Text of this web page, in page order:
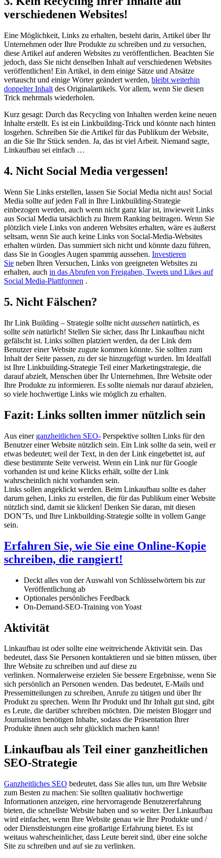
verschiedenen Websites!
Eine Möglichkeit, Links zu erhalten, besteht darin, Artikel über Ihr
Unternehmen oder Ihre Produkte zu schreiben und zu versuchen,
diese Artikel auf anderen Websites zu veröffentlichen. Beachten Sie
jedoch, dass Sie nicht denselben Inhalt auf verschiedenen Websites
veröffentlichen! Ein Artikel, in dem einige Sätze und Absätze
vertauscht und einige Wörter geändert werden, bleibt weiterhin
doppelter Inhalt des Originalartikels. Vor allem, wenn Sie diesen
Trick mehrmals wiederholen.
Kurz gesagt: Durch das Recycling von Inhalten werden keine neuen
Inhalte erstellt. Es ist ein Linkbuilding-Trick und könnte nach hinten
losgehen. Schreiben Sie die Artikel für das Publikum der Website,
an die Sie Ihr Stück senden. Ja, das ist viel Arbeit. Niemand sagte,
Linkaufbau sei einfach …
4. Nicht Social Media vergessen!
Wenn Sie Links erstellen, lassen Sie Social Media nicht aus! Social
Media sollte auf jeden Fall in Ihre Linkbuilding-Strategie
einbezogen werden, auch wenn nicht ganz klar ist, inwieweit Links
aus Social Media tatsächlich zu Ihrem Ranking beitragen. Wenn Sie
plötzlich viele Links von anderen Websites erhalten, wäre es äußerst
seltsam, wenn Sie auch keine Links von Social-Media-Websites
erhalten würden. Das summiert sich nicht und könnte dazu führen,
dass Sie in Googles Augen spammig aussehen. Investieren
Sie neben Ihren Versuchen, Links von geeigneten Websites zu
erhalten, auch in das Abrufen von Freigaben, Tweets und Likes auf
Social Media-Plattformen .
5. Nicht Fälschen?
Ihr Link Building – Strategie sollte nicht aussehen natürlich, es
sollte sein natürlich! Stellen Sie sicher, dass Ihr Linkaufbau nicht
gefälscht ist. Links sollten platziert werden, da der Link dem
Benutzer einer Website zugute kommen könnte. Sie sollten zum
Inhalt der Seite passen, zu der sie hinzugefügt wurden. Im Idealfall
ist Ihre Linkbuilding-Strategie Teil einer Marketingstrategie, die
darauf abzielt, Menschen über Ihr Unternehmen, Ihre Website oder
Ihre Produkte zu informieren. Es sollte niemals nur darauf abzielen,
so viele hochwertige Links wie möglich zu erhalten.
Fazit: Links sollten immer nützlich sein
Aus einer ganzheitlichen SEO- Perspektive sollten Links für den
Benutzer einer Website nützlich sein. Ein Link sollte da sein, weil er
etwas bedeutet; weil der Text, in den der Link eingebettet ist, auf
diese bestimmte Seite verweist. Wenn ein Link nur für Google
vorhanden ist und keine Klicks erhält, sollte der Link
wahrscheinlich nicht vorhanden sein.
Links sollen angeklickt werden. Beim Linkaufbau sollte es daher
darum gehen, Links zu erstellen, die für das Publikum einer Website
nützlich sind, damit sie klicken! Denken Sie daran, mit diesen
DON’Ts, und Ihre Linkbuilding-Strategie sollte in vollem Gange
sein.
Erfahren Sie, wie Sie eine Online-Kopie
schreiben, die rangiert!
Deckt alles von der Auswahl von Schlüsselwörtern bis zur
Veröffentlichung ab
Optionales persönliches Feedback
On-Demand-SEO-Training von Yoast
Aktivität
Linkaufbau ist oder sollte eine weitreichende Aktivität sein. Das
bedeutet, dass Sie Personen kontaktieren und sie bitten müssen, über
Ihre Website zu schreiben und auf diese zu
verlinken. Normalerweise erzielen Sie bessere Ergebnisse, wenn Sie
sich persönlich an Personen wenden. Das bedeutet, E-Mails und
Pressemitteilungen zu schreiben, Anrufe zu tätigen und über Ihr
Produkt zu sprechen. Wenn Ihr Produkt und Ihr Inhalt gut sind, gibt
es Leute, die darüber schreiben möchten. Die meisten Blogger und
Journalisten benötigen Inhalte, sodass die Präsentation Ihrer
Produkte ihnen auch sehr glücklich machen kann!
Linkaufbau als Teil einer ganzheitlichen
SEO-Strategie
Ganzheitliches SEO bedeutet, dass Sie alles tun, um Ihre Website
zum Besten zu machen: Sie sollten qualitativ hochwertige
Informationen anzeigen, eine hervorragende Benutzererfahrung
bieten, die schnellste Website haben und so weiter. Der Linkaufbau
wird einfacher, wenn Ihre Website genau wie Ihre Produkte und /
oder Dienstleistungen eine großartige Erfahrung bietet. Es ist
weitaus wahrscheinlicher, dass Leute bereit sind, über eine solche
Site zu schreiben und auf sie zu verlinken.